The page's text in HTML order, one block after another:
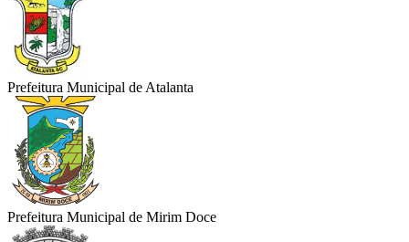
Prefeitura Municipal de Atalanta
Prefeitura Municipal de Mirim Doce